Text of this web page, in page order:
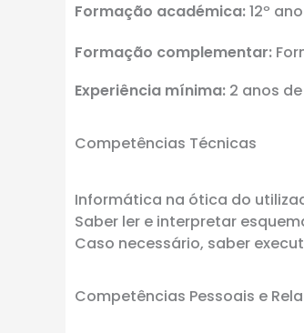
Formação académica:12º
Formação complementar:
Experiência mínima: 2 anos
Competências Técnicas
Informática na ótica do
Saber ler e interpretar
Caso necessário, saber
Competências Pessoais e